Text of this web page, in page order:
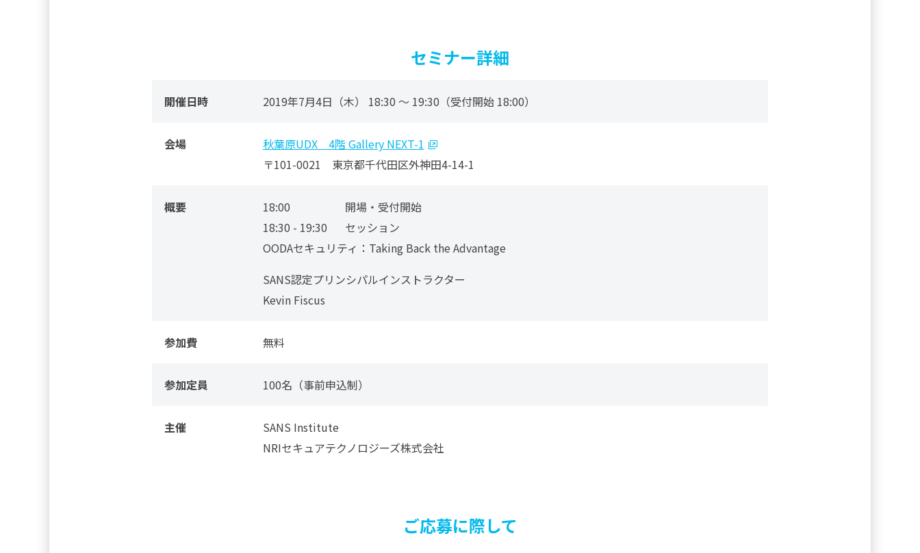
セミナー詳細
開催日時 2019年7月4日（木） 18:30 ～ 19:30（受付開始 18:00）
会場
秋葉原UDX 4階 Gallery NEXT-1
〒101-0021 東京都千代田区外神田4-14-1
概要 18:00
開場・受付開始
18:30 - 19:30
セッション
OODAセキュリティ：Taking Back the Advantage
SANS認定プリンシパルインストラクター
Kevin Fiscus
参加費 無料
参加定員 100名（事前申込制）
主催
SANS Institute
NRIセキュアテクノロジーズ株式会社
ご応募に際して